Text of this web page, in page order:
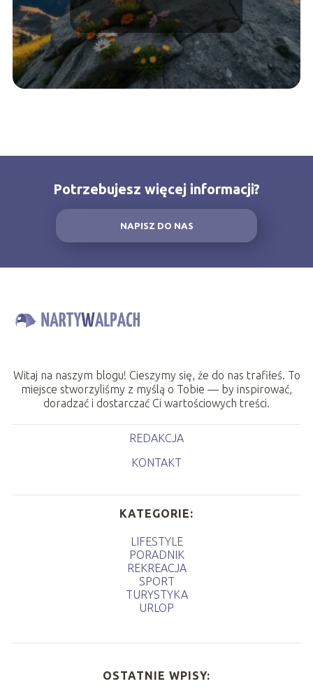
Potrzebujesz więcej informacji?
NAPISZ DO NAS
Witaj na naszym blogu! Cieszymy się, że do nas trafiłeś. To
miejsce stworzyliśmy z myślą o Tobie — by inspirować,
doradzać i dostarczać Ci wartościowych treści.
REDAKCJA
KONTAKT
KATEGORIE:
LIFESTYLE
PORADNIK
REKREACJA
SPORT
TURYSTYKA
URLOP
OSTATNIE WPISY: